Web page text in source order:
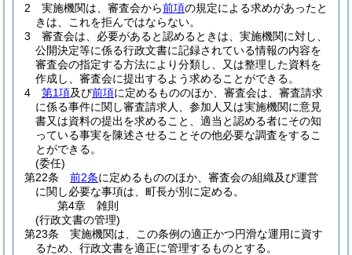
2 実施機関は、審査会から前項の規定による求めがあったと
きは、これを拒んではならない。
3
審査会は、必要があると認めるときは、実施機関に対し、
公開決定等に係る行政文書に記録されている情報の内容を
審査会の指定する方法により分類し、又は整理した資料を
作成し、審査会に提出するよう求めることができる。
4
第1項及び前項に定めるもののほか、審査会は、審査請求
に係る事件に関し審査請求人、参加人又は実施機関に意見
書又は資料の提出を求めること、適当と認める者にその知
っている事実を陳述させることその他必要な調査をするこ
とができる。
(委任)
第22条
前2条に定めるもののほか、審査会の組織及び運営
に関し必要な事項は、町長が別に定める。
第4章
雑則
(行政文書の管理)
第23条
実施機関は、この条例の適正かつ円滑な運用に資す
るため、行政文書を適正に管理するものとする。